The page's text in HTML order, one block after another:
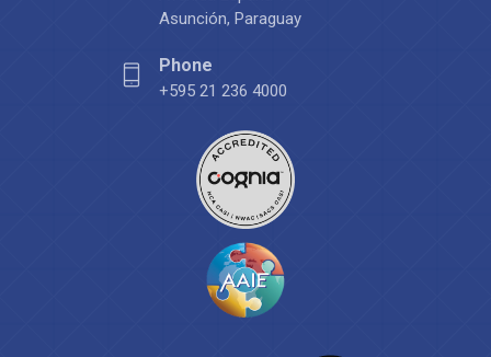
Asunción, Paraguay
Phone
+595 21 236 4000